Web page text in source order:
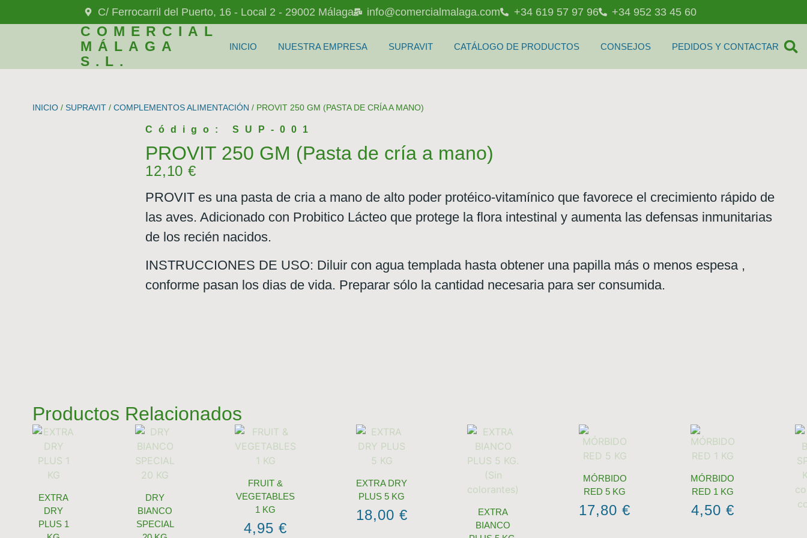
C/ Ferrocarril del Puerto, 16 - Local 2 - 29002 Málaga info@comercialmalaga.com +34 619 57 97 96 +34 952 33 45 60
COMERCIAL
MÁLAGA
S.L.
INICIO NUESTRA EMPRESA SUPRAVIT CATÁLOGO DE PRODUCTOS CONSEJOS PEDIDOS Y CONTACTAR
INICIO/ SUPRAVIT/ COMPLEMENTOS ALIMENTACIÓN / PROVIT 250 GM (PASTA DE CRÍA A MANO)
Código: SUP-001
PROVIT 250 GM (Pasta de cría a mano)
12,10€
PROVIT es una pasta de cria a mano de alto poder protéico-vitamínico que favorece el crecimiento rápido de
las aves. Adicionado con Probitico Lácteo que protege la flora intestinal y aumenta las defensas inmunitarias
de los recién nacidos.
INSTRUCCIONES DE USO: Diluir con agua templada hasta obtener una papilla más o menos espesa ,
conforme pasan los dias de vida. Preparar sólo la cantidad necesaria para ser consumida.
Productos Relacionados
EXTRA
DRY
PLUS 1
DRY
BIANCO
SPECIAL
FRUIT &
VEGETABLES
1 KG
4,95 €
EXTRA DRY
PLUS 5 KG
18,00 €
EXTRA
BIANCO
MÓRBIDO
RED 5 KG
17,80 €
MÓRBIDO
RED 1 KG
4,50 €